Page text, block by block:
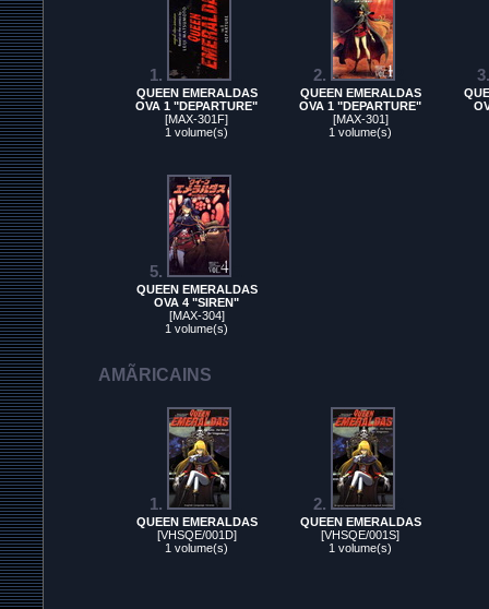
1.
QUEEN EMERALDAS
OVA 1 "DEPARTURE"
[MAX-301F]
1 volume(s)
2.
QUEEN EMERALDAS
OVA 1 "DEPARTURE"
[MAX-301]
1 volume(s)
5.
QUEEN EMERALDAS
OVA 4 "SIREN"
[MAX-304]
1 volume(s)
AMÃRICAINS
1.
QUEEN EMERALDAS
[VHSQE/001D]
1 volume(s)
2.
QUEEN EMERALDAS
[VHSQE/001S]
1 volume(s)